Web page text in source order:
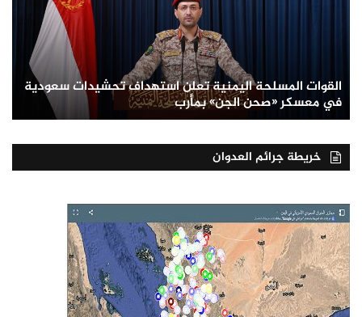
القوات المسلحة اليمنية تعلن استهداف تحشيدات سعودية
في معسكر «صحن الجن» بمأرب
خريطة جرائم العدوان